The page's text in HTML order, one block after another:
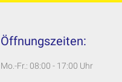
Öffnungszeiten:
Mo.-Fr.: 08:00 - 17:00 Uhr